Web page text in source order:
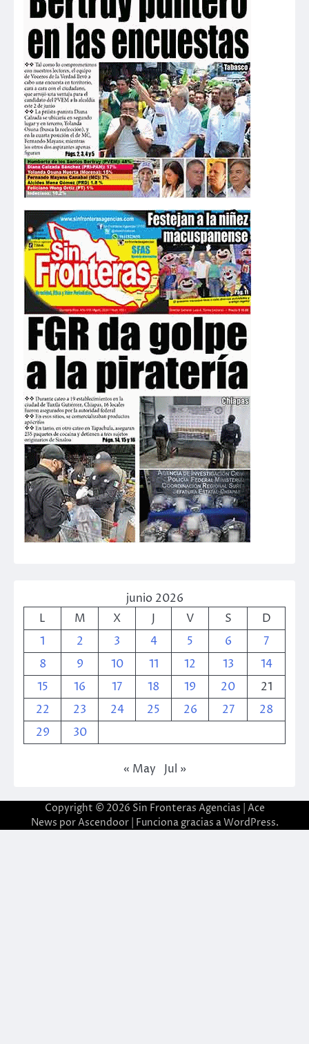
junio 2026
L
M X J V S
D
1
2 3 4 5 6
7
8
9 10 11 12 13
14
15
16 17 18 19 20
21
22
23 24 25 26 27
28
29
30
« May Jul »
Copyright © 2026 Sin Fronteras Agencias | Ace
News porAscendoor| Funciona gracias aWordPress.